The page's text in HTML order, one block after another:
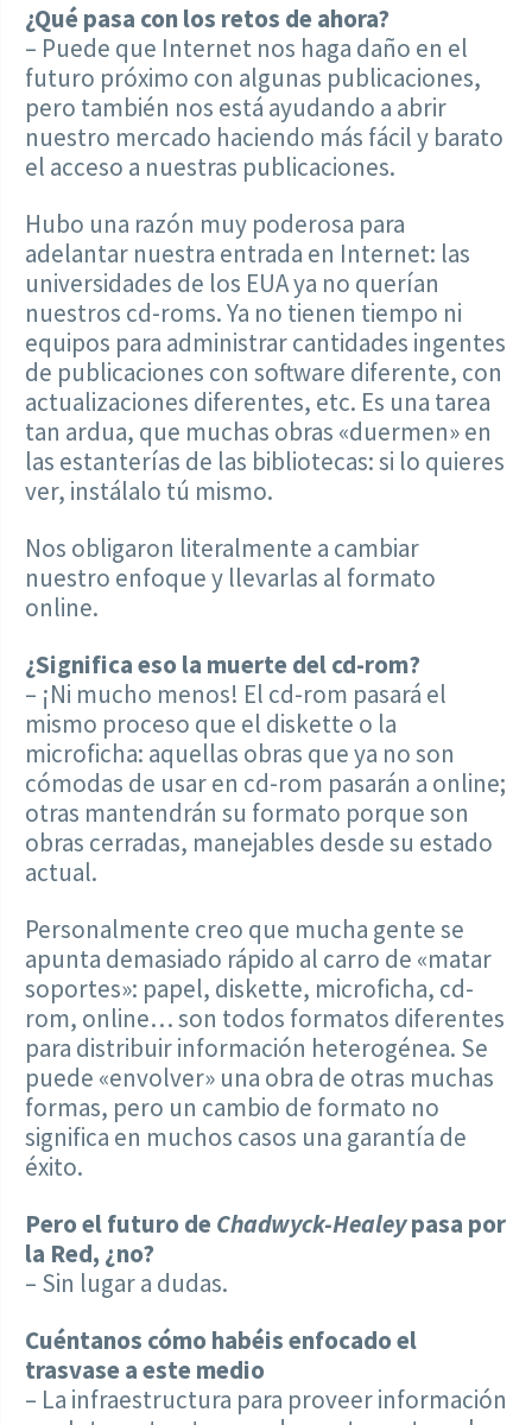
¿Qué pasa con los retos de ahora?
– Puede que Internet nos haga daño en el
futuro próximo con algunas publicaciones,
pero también nos está ayudando a abrir
nuestro mercado haciendo más fácil y barato
el acceso a nuestras publicaciones.
Hubo una razón muy poderosa para
adelantar nuestra entrada en Internet: las
universidades de los EUA ya no querían
nuestros cd-roms. Ya no tienen tiempo ni
equipos para administrar cantidades ingentes
de publicaciones con software diferente, con
actualizaciones diferentes, etc. Es una tarea
tan ardua, que muchas obras «duermen» en
las estanterías de las bibliotecas: si lo quieres
ver, instálalo tú mismo.
Nos obligaron literalmente a cambiar
nuestro enfoque y llevarlas al formato
online.
¿Significa eso la muerte del cd-rom?
– ¡Ni mucho menos! El cd-rom pasará el
mismo proceso que el diskette o la
microficha: aquellas obras que ya no son
cómodas de usar en cd-rom pasarán a online;
otras mantendrán su formato porque son
obras cerradas, manejables desde su estado
actual.
Personalmente creo que mucha gente se
apunta demasiado rápido al carro de «matar
soportes»: papel, diskette, microficha, cd-
rom, online… son todos formatos diferentes
para distribuir información heterogénea. Se
puede «envolver» una obra de otras muchas
formas, pero un cambio de formato no
significa en muchos casos una garantía de
éxito.
Pero el futuro de Chadwyck-Healeypasa por
la Red, ¿no?
– Sin lugar a dudas.
Cuéntanos cómo habéis enfocado el
trasvase a este medio
– La infraestructura para proveer información